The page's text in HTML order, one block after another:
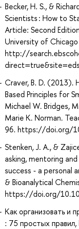
Becker, H. S., &
Scientists : How to
Article: Second
University of
http://
Craver, B. D. (2013).
Based Principles for
Michael W. Bridges,
Marie K. Norman.
96. https://doi.org/
Stenken, J. A., &
asking, mentoring
success - a personal
& Bioanalytical
https://doi.org/
Как организовать и
: 75 простых правил,